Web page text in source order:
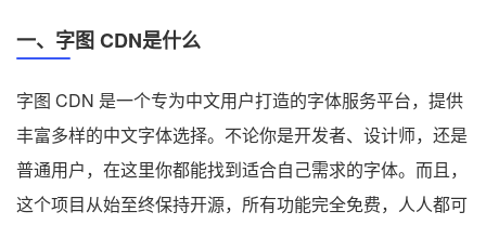
一、字图 CDN是什么
字图 CDN 是一个专为中文用户打造的字体服务平台，提供
丰富多样的中文字体选择。不论你是开发者、设计师，还是
普通用户，在这里你都能找到适合自己需求的字体。而且，
这个项目从始至终保持开源，所有功能完全免费，人人都可